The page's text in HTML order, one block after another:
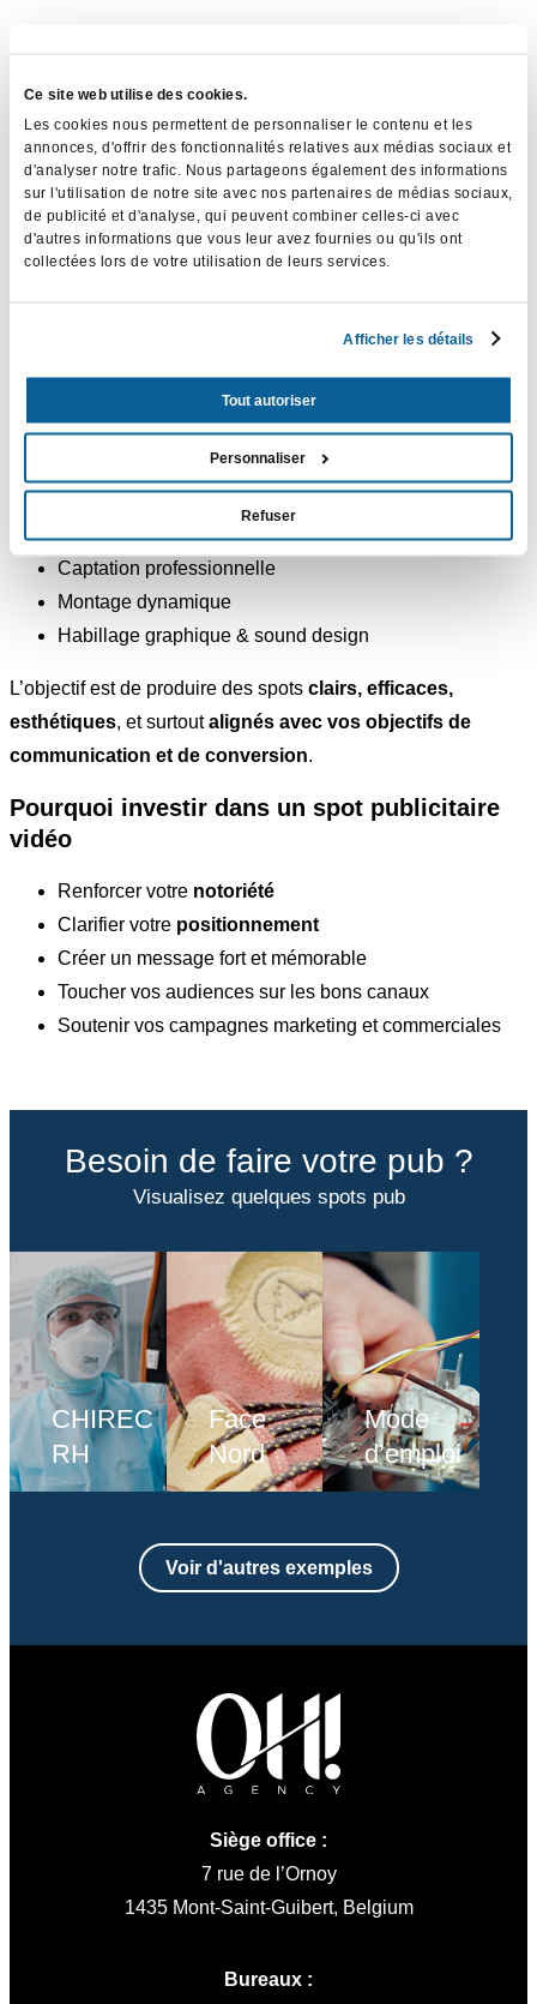
Ce site web utilise des cookies.
Les cookies nous permettent de personnaliser le contenu et les
annonces, d'offrir des fonctionnalités relatives aux médias sociaux et
d'analyser notre trafic. Nous partageons également des informations
sur l'utilisation de notre site avec nos partenaires de médias sociaux,
de publicité et d'analyse, qui peuvent combiner celles-ci avec
d'autres informations que vous leur avez fournies ou qu'ils ont
collectées lors de votre utilisation de leurs services.
Afficher les détails
Tout autoriser
Personnaliser
Refuser
Spots TV / pré-roll longues durées (30’’ – 60’’)
Micro-spots pour réseaux sociaux(6’’ – 15’’)
Adaptations verticales (Reels, TikTok, Shorts)
Versions pour diffusion interne
Création du concept et rédaction du scénario
Direction créative et technique de tournage
Captation professionnelle
Montage dynamique
Habillage graphique & sound design
L’objectif est de produire des spots clairs, efficaces,
esthétiques, et surtoutalignés avec vos objectifs de
communication et de conversion.
Pourquoi investir dans un spot publicitaire
vidéo
Renforcer votre notoriété
Clarifier votre positionnement
Créer un message fort et mémorable
Toucher vos audiences sur les bons canaux
Soutenir vos campagnes marketing et commerciales
Besoin de faire votre pub ?
Visualisez quelques spots pub
CHIREC
RH
Face
Nord
Mode
d’emploi
Voir d'autres exemples
Siège office :
7 rue de l’Ornoy
1435 Mont-Saint-Guibert, Belgium
Bureaux :